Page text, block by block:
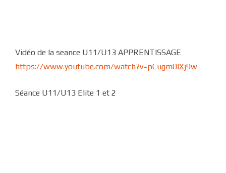
Vidéo de la seance U11/U13 APPRENTISSAGE
https://www.youtube.com/watch?v=pCugm0lXj9w
Séance U11/U13 Elite 1 et 2